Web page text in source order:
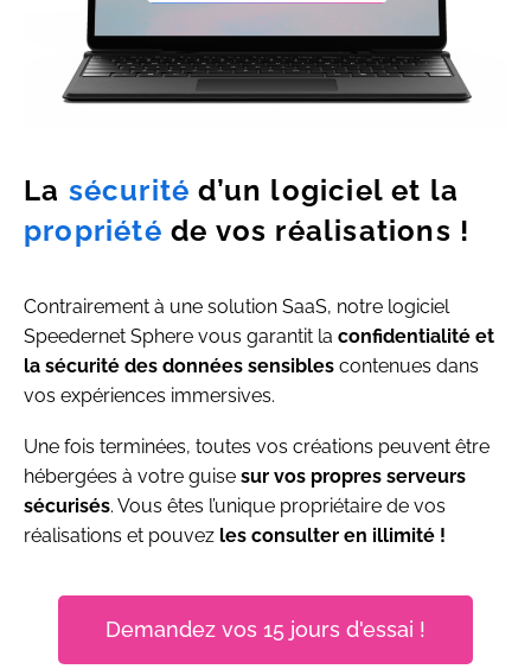
La sécurité d’un logiciel et la
propriété de vos réalisations !
Contrairement à une solution SaaS, notre logiciel
Speedernet Sphere vous garantit la confidentialité et
la sécurité des données sensibles contenues dans
vos expériences immersives.
Une fois terminées, toutes vos créations peuvent être
hébergées à votre guise sur vos propres serveurs
sécurisés. Vous êtes l’unique propriétaire de vos
réalisations et pouvez les consulter en illimité !
Demandez vos 15 jours d'essai !